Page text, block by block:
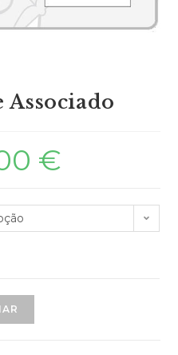
€